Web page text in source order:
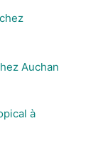
Auchan
à